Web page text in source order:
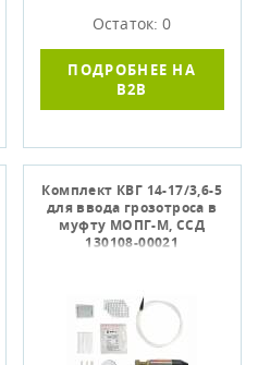
Остаток: 0
ПОДРОБНЕЕ НА
B2B
Комплект КВГ 14-17/3,6-5
для ввода грозотроса в
муфту МОПГ-М, ССД
130108-00021